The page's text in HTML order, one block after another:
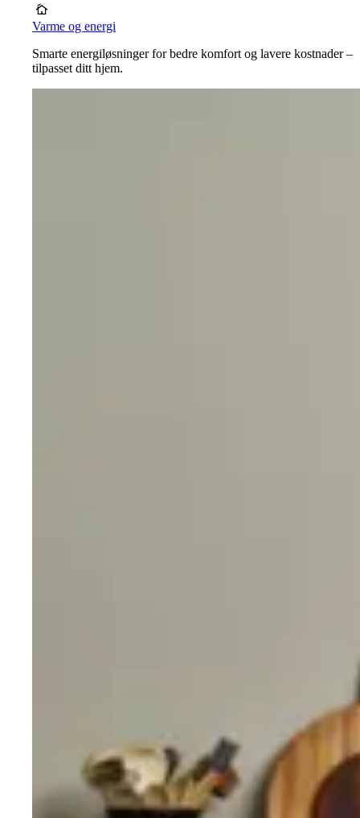
Varme og energi
Smarte energiløsninger for bedre komfort og lavere kostnader –
tilpasset ditt hjem.